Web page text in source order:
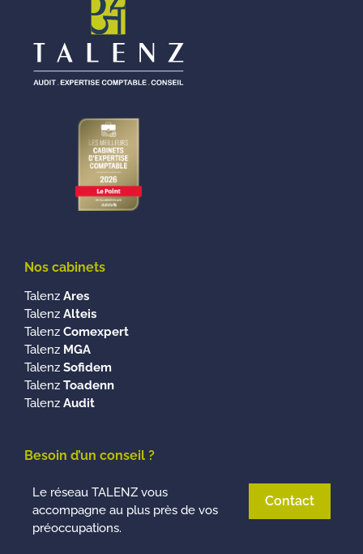
Nos cabinets
Talenz Ares
Talenz Alteis
Talenz Comexpert
Talenz MGA
Talenz Sofidem
Talenz Toadenn
Talenz Audit
Besoin d’un conseil ?
Le réseau TALENZ vous
accompagne au plus près de vos
préoccupations.
Contact